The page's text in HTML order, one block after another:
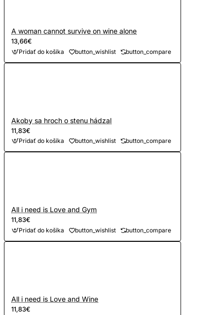
A woman cannot survive on wine alone
13,66€
Pridať do košíka button_wishlist button_compare
Akoby sa hroch o stenu hádzal
11,83€
Pridať do košíka button_wishlist button_compare
All i need is Love and Gym
11,83€
Pridať do košíka button_wishlist button_compare
All i need is Love and Wine
11,83€